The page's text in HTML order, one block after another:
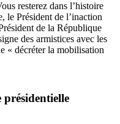
resterez dans l’histoire
le Président de l’inaction
de la République
des armistices avec les
« décréter la mobilisation
présidentielle